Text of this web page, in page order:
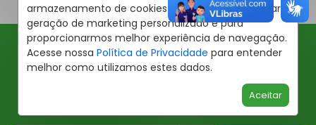
armazenamento de cookies em seu dispositivo para
geração de marketing personalizado e para
proporcionarmos melhor experiência de navegação.
Acesse nossa Política de Privacidade para entender
melhor como utilizamos estes dados.
Aceitar
Ofertas JBA
Insira seu email abaixo para receber ofertas da JBA